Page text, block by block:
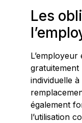
Les
gratuitement
individuelle à
également
l’utilisation